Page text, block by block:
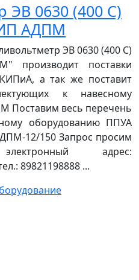
ЭВ 0630 (400 С)
АДПМ
ЭВ 0630 (400 С)
поставки
а так же поставит
к навесному
Поставим весь перечень
оборудованию ППУА
12/150 Запрос просим
адрес:
89821198888 ...